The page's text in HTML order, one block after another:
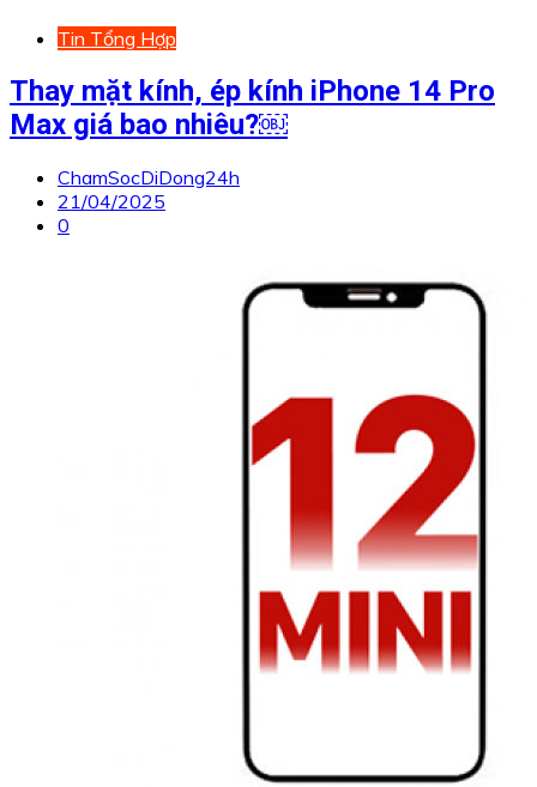
Tin Tổng Hợp
Thay mặt kính, ép kính iPhone 14 Pro
Max giá bao nhiêu?￼
ChamSocDiDong24h
21/04/2025
0